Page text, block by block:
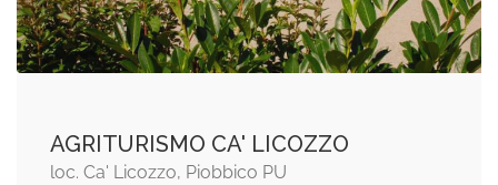
AGRITURISMO CA' LICOZZO
loc. Ca' Licozzo, Piobbico PU